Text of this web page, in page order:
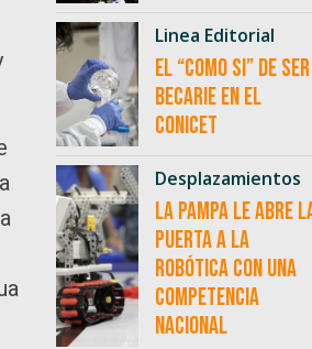
Linea Editorial
El “como si” de ser
becarie en el
CONICET
Desplazamientos
La Pampa le abre
puerta a la
robótica con una
competencia
nacional